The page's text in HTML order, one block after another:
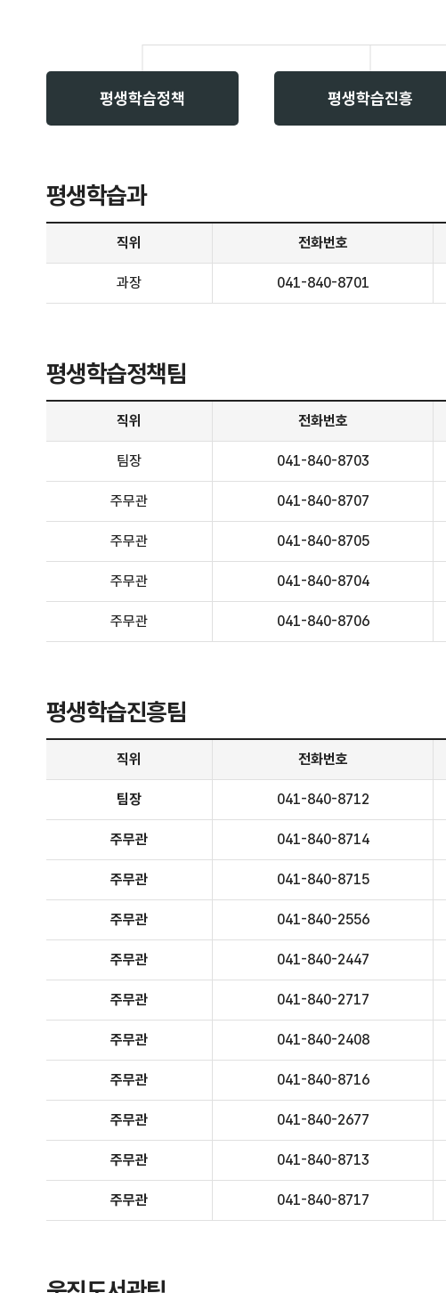
평생학습정책 평생학습진흥
평생학습과
평생학습과 안내 - 직위, 전화번호, 주요업무 정보 제공
직위
전화번호
과장 041-840-8701
평생학습정책팀
평생학습정책팀 안내 - 직위, 전화번호, 주요업무 정보 제공
직위
전화번호
팀장 041-840-8703
주무관 041-840-8707
주무관 041-840-8705
주무관 041-840-8704
주무관 041-840-8706
평생학습진흥팀
평생학습진흥팀 - 직위, 전화번호, 담당업무 정보제공
직위
전화번호
팀장 041-840-8712
주무관 041-840-8714
주무관 041-840-8715
주무관 041-840-2556
주무관 041-840-2447
주무관 041-840-2717
주무관 041-840-2408
주무관 041-840-8716
주무관 041-840-2677
주무관 041-840-8713
주무관 041-840-8717